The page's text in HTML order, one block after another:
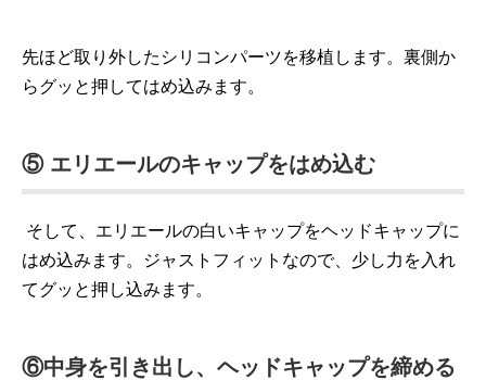
先ほど取り外したシリコンパーツを移植します。裏側か
らグッと押してはめ込みます。
⑤ エリエールのキャップをはめ込む
そして、エリエールの白いキャップをヘッドキャップに
はめ込みます。ジャストフィットなので、少し力を入れ
てグッと押し込みます。
⑥中身を引き出し、ヘッドキャップを締める